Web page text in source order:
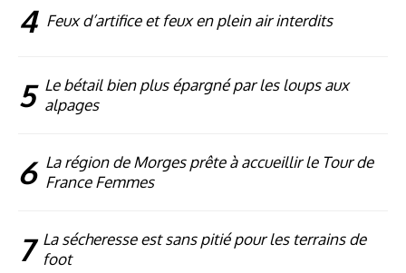
4 Feux d’artifice et feux en plein air interdits
5 Le bétail bien plus épargné par les loups aux
alpages
6 La région de Morges prête à accueillir le Tour de
France Femmes
7 La sécheresse est sans pitié pour les terrains de
foot